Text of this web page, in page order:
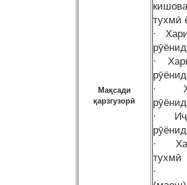
Мақсади
қарзгузорӣ
тухмӣ
·
·
·
·
·
тухмӣ
·